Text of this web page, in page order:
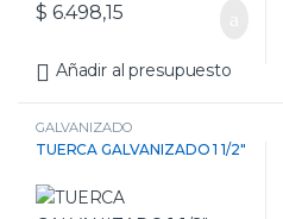
$ 6.498,15
Añadir al presupuesto
GALVANIZADO
TUERCA GALVANIZADO 1 1/2″